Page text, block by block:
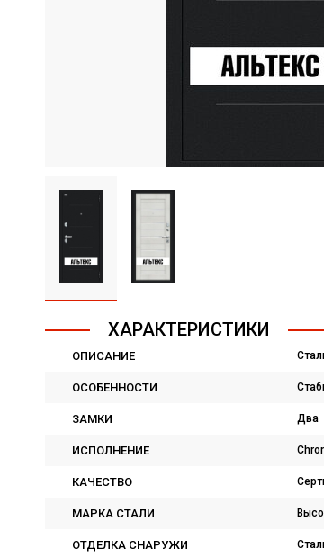
ХАРАКТЕРИСТИКИ
ОПИСАНИЕ
ОСОБЕННОСТИ
ЗАМКИ Два
ИСПОЛНЕНИЕ
КАЧЕСТВО
МАРКА СТАЛИ
ОТДЕЛКА СНАРУЖИ